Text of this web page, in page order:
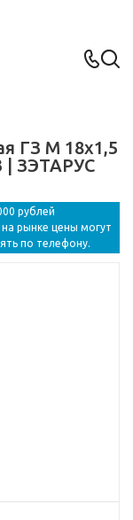
ГЗ M 18х1,5
ЗЭТАРУС
рублей
рынке цены могут
по телефону.